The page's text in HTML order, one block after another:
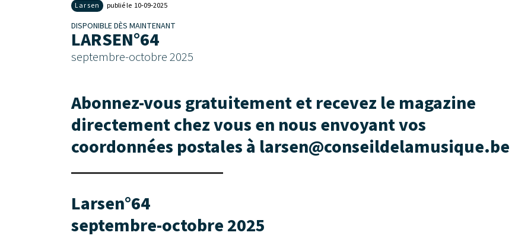
Larsen publié le 10‑09‑2025
DISPONIBLE DÈS MAINTENANT
LARSEN°64
septembre-octobre 2025
Abonnez-vous gratuitement et recevez le magazine
directement chez vous en nous envoyant vos
coordonnées postales à larsen@conseildelamusique.be
Larsen°64
septembre-octobre 2025